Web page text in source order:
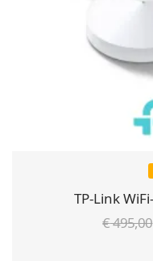
TP-Link
€495,00